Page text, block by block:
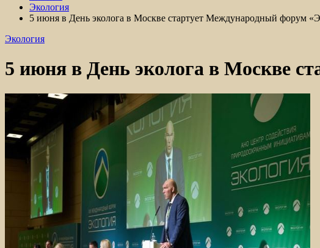
Экология
5 июня в День эколога в Москве стартует Международный форум
Экология
5 июня в День эколога в Москве